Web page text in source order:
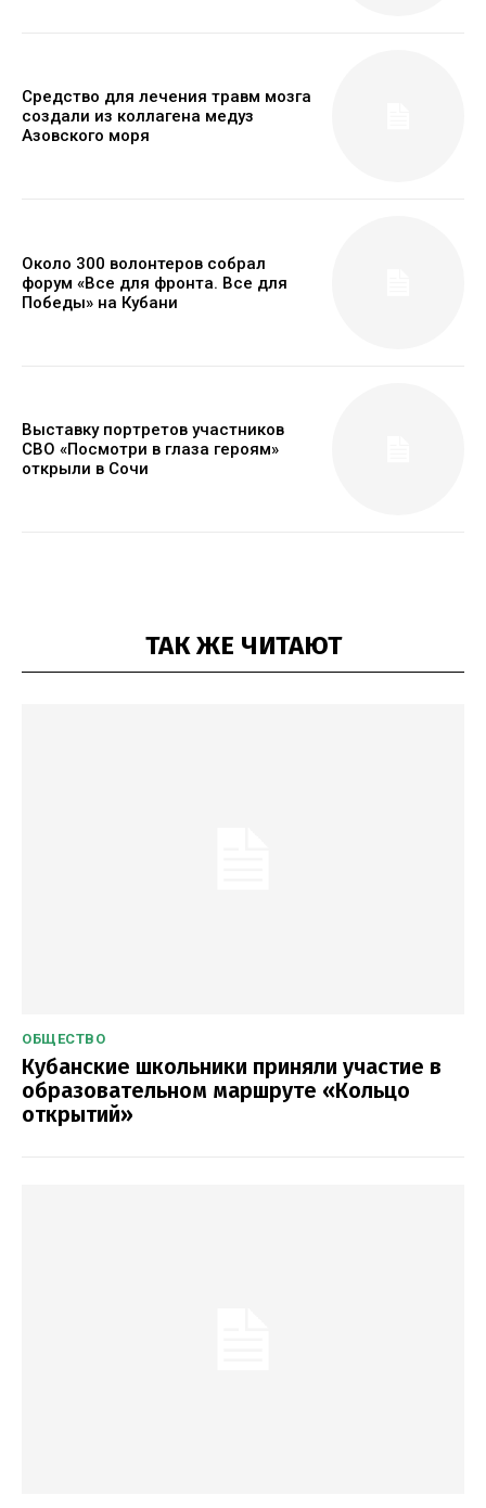
Средство для лечения травм мозга
создали из коллагена медуз
Азовского моря
Около 300 волонтеров собрал
форум «Все для фронта. Все для
Победы» на Кубани
Выставку портретов участников
СВО «Посмотри в глаза героям»
открыли в Сочи
ТАК ЖЕ ЧИТАЮТ
ОБЩЕСТВО
Кубанские школьники приняли участие в
образовательном маршруте «Кольцо
открытий»